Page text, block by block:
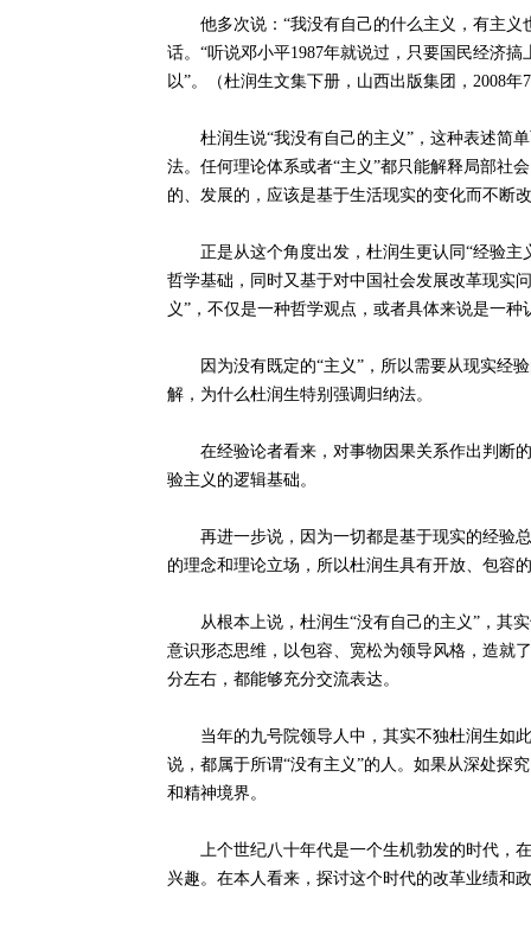
他多次说：“我没有自己的什么主义，有主义
话。“听说邓小平1987年就说过，只要国民经济
以”。（杜润生文集下册，山西出版集团，2008年
杜润生说“我没有自己的主义”，这种表述简单
法。任何理论体系或者“主义”都只能解释局部社
的、发展的，应该是基于生活现实的变化而不断
正是从这个角度出发，杜润生更认同“经验主
哲学基础，同时又基于对中国社会发展改革现实
义”，不仅是一种哲学观点，或者具体来说是一
因为没有既定的“主义”，所以需要从现实经验
解，为什么杜润生特别强调归纳法。
在经验论者看来，对事物因果关系作出判断的
验主义的逻辑基础。
再进一步说，因为一切都是基于现实的经验总
的理念和理论立场，所以杜润生具有开放、包容
从根本上说，杜润生“没有自己的主义”，其实
意识形态思维，以包容、宽松为领导风格，造就
分左右，都能够充分交流表达。
当年的九号院领导人中，其实不独杜润生如此
说，都属于所谓“没有主义”的人。如果从深处探
和精神境界。
上个世纪八十年代是一个生机勃发的时代，在
兴趣。在本人看来，探讨这个时代的改革业绩和